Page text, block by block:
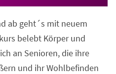
ab geht´s mit neuem
belebt Körper und
an Senioren, die ihre
und ihr Wohlbefinden